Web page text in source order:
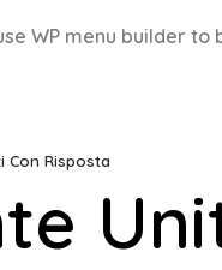
WP menu builder to
Con Risposta